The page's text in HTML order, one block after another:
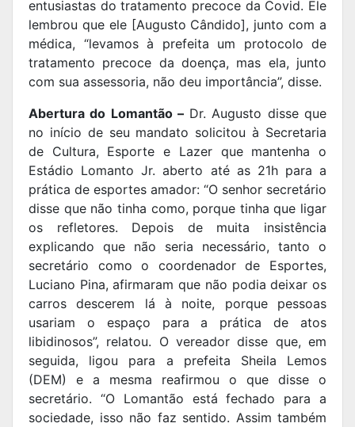
entusiastas do tratamento precoce da Covid. Ele
lembrou que ele [Augusto Cândido], junto com a
médica, “levamos à prefeita um protocolo de
tratamento precoce da doença, mas ela, junto
com sua assessoria, não deu importância”, disse.
Abertura do Lomantão –Dr. Augusto disse que
no início de seu mandato solicitou à Secretaria
de Cultura, Esporte e Lazer que mantenha o
Estádio Lomanto Jr. aberto até as 21h para a
prática de esportes amador: “O senhor secretário
disse que não tinha como, porque tinha que ligar
os refletores. Depois de muita insistência
explicando que não seria necessário, tanto o
secretário como o coordenador de Esportes,
Luciano Pina, afirmaram que não podia deixar os
carros descerem lá à noite, porque pessoas
usariam o espaço para a prática de atos
libidinosos”, relatou. O vereador disse que, em
seguida, ligou para a prefeita Sheila Lemos
(DEM) e a mesma reafirmou o que disse o
secretário. “O Lomantão está fechado para a
sociedade, isso não faz sentido. Assim também